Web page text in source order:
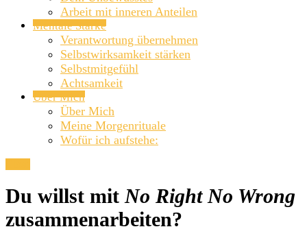
Arbeit mit inneren Anteilen
Mentale Stärke
Verantwortung übernehmen
Selbstwirksamkeit stärken
Selbstmitgefühl
Achtsamkeit
Über Mich
Über Mich
Meine Morgenrituale
Wofür ich aufstehe:
Du willst mit No Right No Wrong
zusammenarbeiten?